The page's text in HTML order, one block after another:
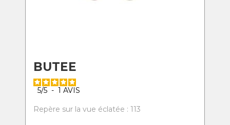
BUTEE
5/5 - 1 AVIS
Repère sur la vue éclatée : 113